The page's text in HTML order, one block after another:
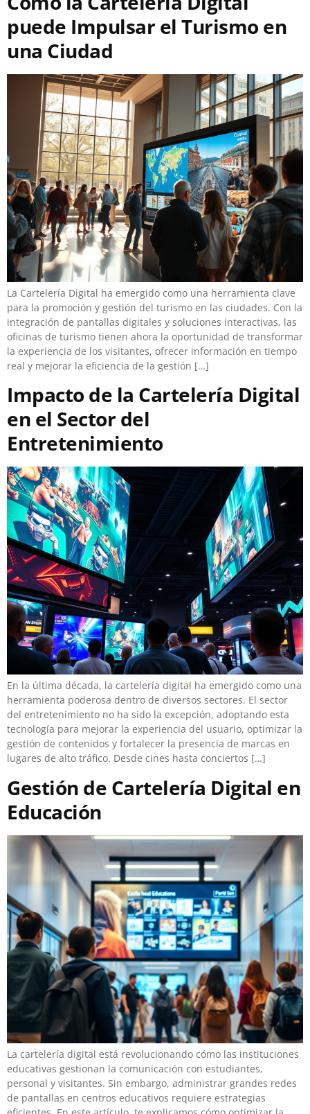
puede Impulsar el Turismo en
una Ciudad
La Cartelería Digital ha emergido como una herramienta clave
para la promoción y gestión del turismo en las ciudades. Con la
integración de pantallas digitales y soluciones interactivas, las
oficinas de turismo tienen ahora la oportunidad de transformar
la experiencia de los visitantes, ofrecer información en tiempo
real y mejorar la eficiencia de la gestión […]
Impacto de la Cartelería Digital
en el Sector del
Entretenimiento
En la última década, la cartelería digital ha emergido como una
herramienta poderosa dentro de diversos sectores. El sector
del entretenimiento no ha sido la excepción, adoptando esta
tecnología para mejorar la experiencia del usuario, optimizar la
gestión de contenidos y fortalecer la presencia de marcas en
lugares de alto tráfico. Desde cines hasta conciertos […]
Gestión de Cartelería Digital en
Educación
La cartelería digital está revolucionando cómo las instituciones
educativas gestionan la comunicación con estudiantes,
personal y visitantes. Sin embargo, administrar grandes redes
de pantallas en centros educativos requiere estrategias